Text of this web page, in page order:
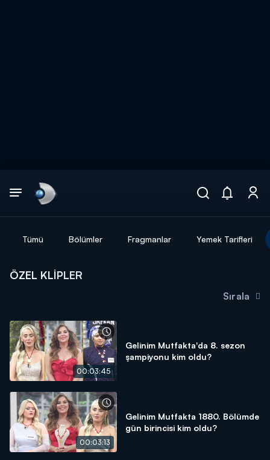
DİĞER SONUÇLAR
Tümü Bölümler Fragmanlar Yemek Tarifleri
ÖZEL KLIPLER
Sırala
00:03:45
Gelinim Mutfakta'da 8. sezon
şampiyonu kim oldu?
00:03:13
Gelinim Mutfakta 1880. Bölümde
gün birincisi kim oldu?